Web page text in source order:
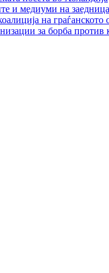
и медиуми на
на
за борба